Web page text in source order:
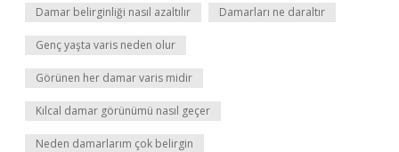
Damar belirginliği nasıl azaltılır Damarları ne daraltır
Genç yaşta varis neden olur
Görünen her damar varis midir
Kılcal damar görünümü nasıl geçer
Neden damarlarım çok belirgin